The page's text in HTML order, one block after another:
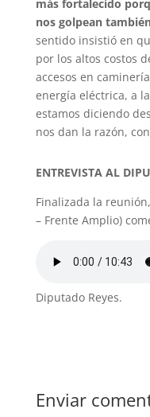
más fortalecido
nos golpean
sentido insistió en
por los altos costos
accesos en
energía eléctrica, a
estamos diciendo
nos dan la razón,
ENTREVISTA AL
Finalizada la
– Frente Amplio)
Diputado Reyes.
Enviar